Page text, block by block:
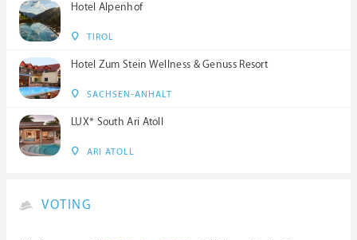
Hotel Alpenhof
TIROL
Hotel Zum Stein Wellness & Genuss Resort
SACHSEN-ANHALT
LUX* South Ari Atoll
ARI ATOLL
VOTING